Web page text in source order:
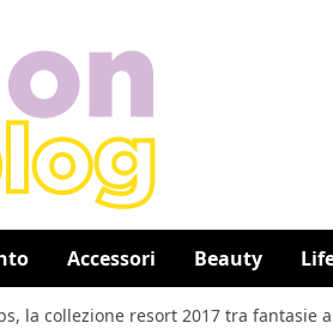
Accessori Beauty
la collezione resort 2017 tra fantasie